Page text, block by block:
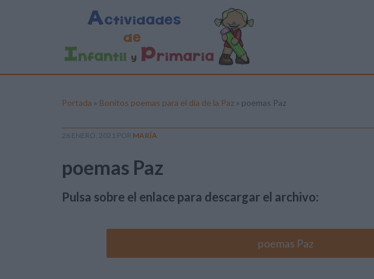
Portada » Bonitos poemas para el día de la Paz » poemas Paz
26 ENERO, 2021 POR MARÍA
poemas Paz
Pulsa sobre el enlace para descargar el archivo:
poemas Paz